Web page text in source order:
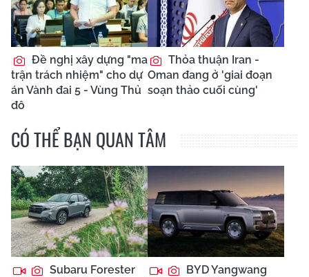
Đề nghị xây dựng "ma
trận trách nhiệm" cho dự
án Vành đai 5 - Vùng Thủ
đô
Thỏa thuận Iran -
Oman đang ở 'giai đoạn
soạn thảo cuối cùng'
CÓ THỂ BẠN QUAN TÂM
Subaru Forester
BYD Yangwang